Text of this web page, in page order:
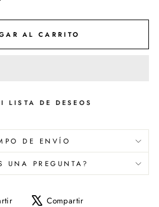
AL CARRITO
LISTA DE DESEOS
DE ENVÍO
UNA PREGUNTA?
CompartirCompartir